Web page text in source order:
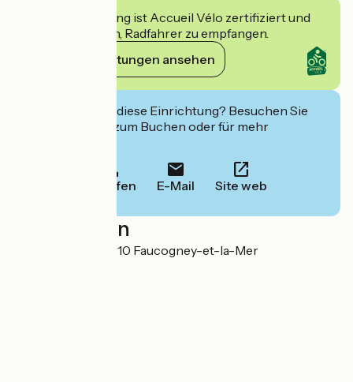
Diese Einrichtung ist Accueil Vélo zertifiziert und
verpflichtet sich, Radfahrer zu empfangen.
Ihre Verpflichtungen ansehen
Interessiert Sie diese Einrichtung? Besuchen Sie
deren Website zum Buchen oder für mehr
Anrufen E-Mail Site web
Localisation
7 Grande Rue 70310 Faucogney-et-la-Mer